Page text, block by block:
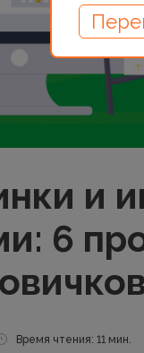
и
6
Время чтения: 11 мин.